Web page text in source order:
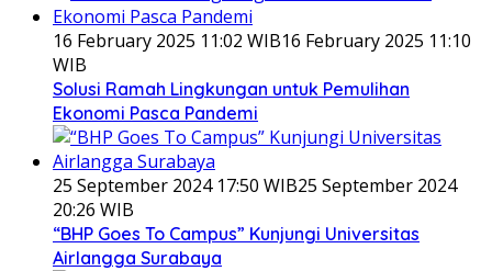
16 February 2025 11:02 WIB16 February 2025 11:10
WIB
Solusi Ramah Lingkungan untuk Pemulihan
Ekonomi Pasca Pandemi
25 September 2024 17:50 WIB25 September 2024
20:26 WIB
“BHP Goes To Campus” Kunjungi Universitas
Airlangga Surabaya